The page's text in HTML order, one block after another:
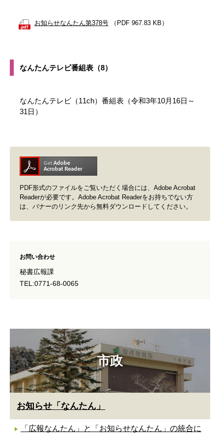
市政
お知らせ「なんたん」
「広報なんたん」と「お知らせなんたん」の統合に
お知らせなんたん第378号 （PDF 967.83 KB）
なんたんテレビ番組表（8）
なんたんテレビ（11ch）番組表（令和3年10月16日～
31日）
PDF形式のファイルをご覧いただく場合には、Adobe Acrobat
Readerが必要です。Adobe Acrobat Readerをお持ちでない方
は、バナーのリンク先から無料ダウンロードしてください。
お問い合わせ
秘書広報課
TEL:0771-68-0065